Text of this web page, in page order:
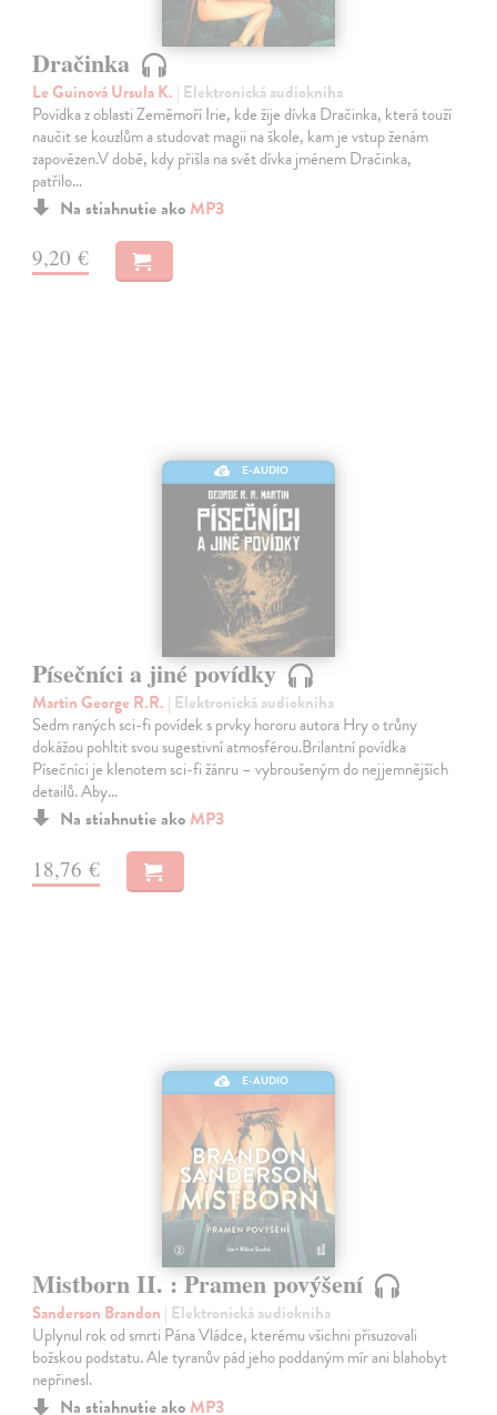
Dračinka
Le Guinová Ursula K. | Elektronická audiokniha
Povídka z oblasti Zeměmoří Irie, kde žije dívka Dračinka, která touží
naučit se kouzlům a studovat magii na škole, kam je vstup ženám
zapovězen.V době, kdy přišla na svět dívka jménem Dračinka,
patřilo…
Na stiahnutie ako MP3
9,20 €
E-AUDIO
Písečníci a jiné povídky
Martin George R.R. | Elektronická audiokniha
Sedm raných sci-fi povídek s prvky hororu autora Hry o trůny
dokážou pohltit svou sugestivní atmosférou.Brilantní povídka
Písečníci je klenotem sci-fi žánru – vybroušeným do nejjemnějších
detailů. Aby…
Na stiahnutie ako MP3
18,76 €
E-AUDIO
Mistborn II. : Pramen povýšení
Sanderson Brandon | Elektronická audiokniha
Uplynul rok od smrti Pána Vládce, kterému všichni přisuzovali
božskou podstatu. Ale tyranův pád jeho poddaným mír ani blahobyt
nepřinesl.
Na stiahnutie ako MP3